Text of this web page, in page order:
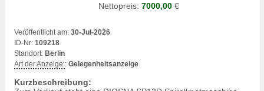
Nettopreis: 7000,00€
Veröffentlicht am: 30-Jul-2026
ID-Nr: 109218
Standort: Berlin
Art der Anzeige:: Gelegenheitsanzeige
Kurzbeschreibung: